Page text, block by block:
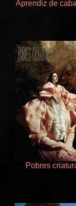
Aprendiz de
Pobres